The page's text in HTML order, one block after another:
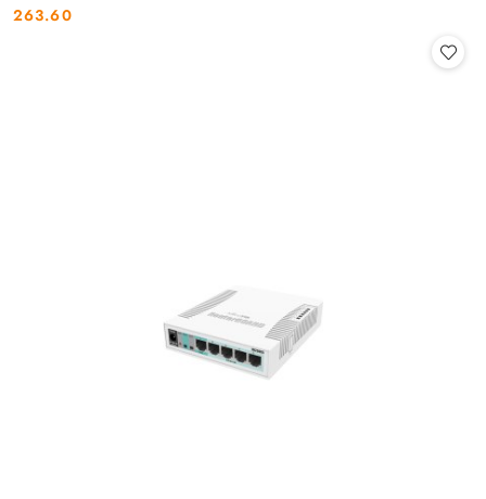
Cena:
263.60